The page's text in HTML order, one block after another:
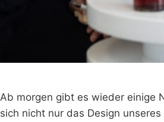
Ab morgen gibt es wieder einige
sich nicht nur das Design